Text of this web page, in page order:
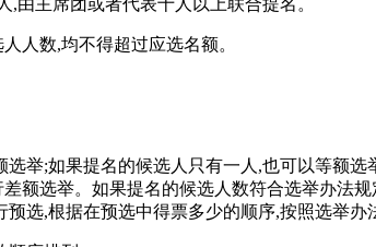
人数,均不得超过应选名额。
举;如果提名的候选人只有一人,也可以等额
额选举。如果提名的候选人数符合选举办法
选,根据在预选中得票多少的顺序,按照选举办